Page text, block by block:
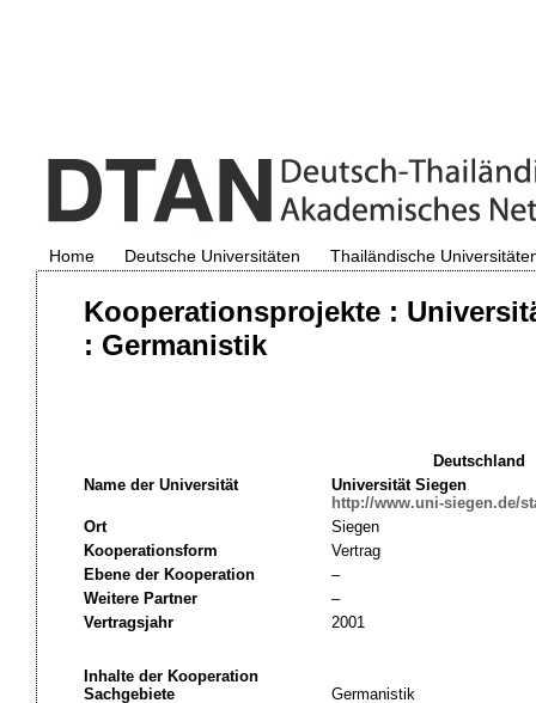
Home Deutsche Universitäten Thailändische
Kooperationsprojekte :
: Germanistik
Deutschland
Name der Universität
Universität Siegen
http://www.uni-siegen.de/
Ort
Siegen
Kooperationsform
Vertrag
Ebene der Kooperation
–
Weitere Partner
–
Vertragsjahr
2001
Inhalte der Kooperation
Sachgebiete
Germanistik